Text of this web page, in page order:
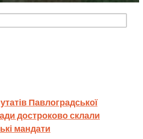
Павлоградської
достроково склали
мандати